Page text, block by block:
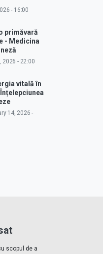
- 16:00
primăvară
- Medicina
2026 - 22:00
vitală în
14, 2026 -
scopul de a